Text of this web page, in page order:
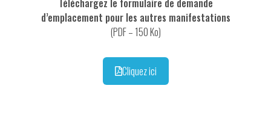
Téléchargez le formulaire de demande
d’emplacement pour les autres manifestations
(PDF – 150 Ko)
Cliquez ici